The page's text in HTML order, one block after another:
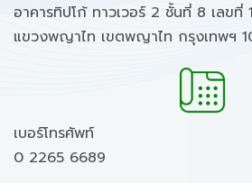
อาคารทิปโก้ ทาวเวอร์ 2 ชั้นที่ 8 เลขที่
แขวงพญาไท เขตพญาไท กรุงเทพฯ
เบอร์โทรศัพท์
0 2265 6689